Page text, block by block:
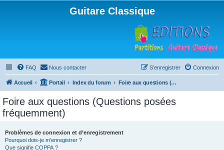
Guitare Classique
FAQ Nous contacter Connexion
S’enregistrer
Accueil Portail Index du forum Foire aux questions (Questions posées fréquemment)
Foire aux questions (Questions posées
fréquemment)
Problèmes de connexion et d’enregistrement
Pourquoi dois-je m’enregistrer ?
Que signifie COPPA ?